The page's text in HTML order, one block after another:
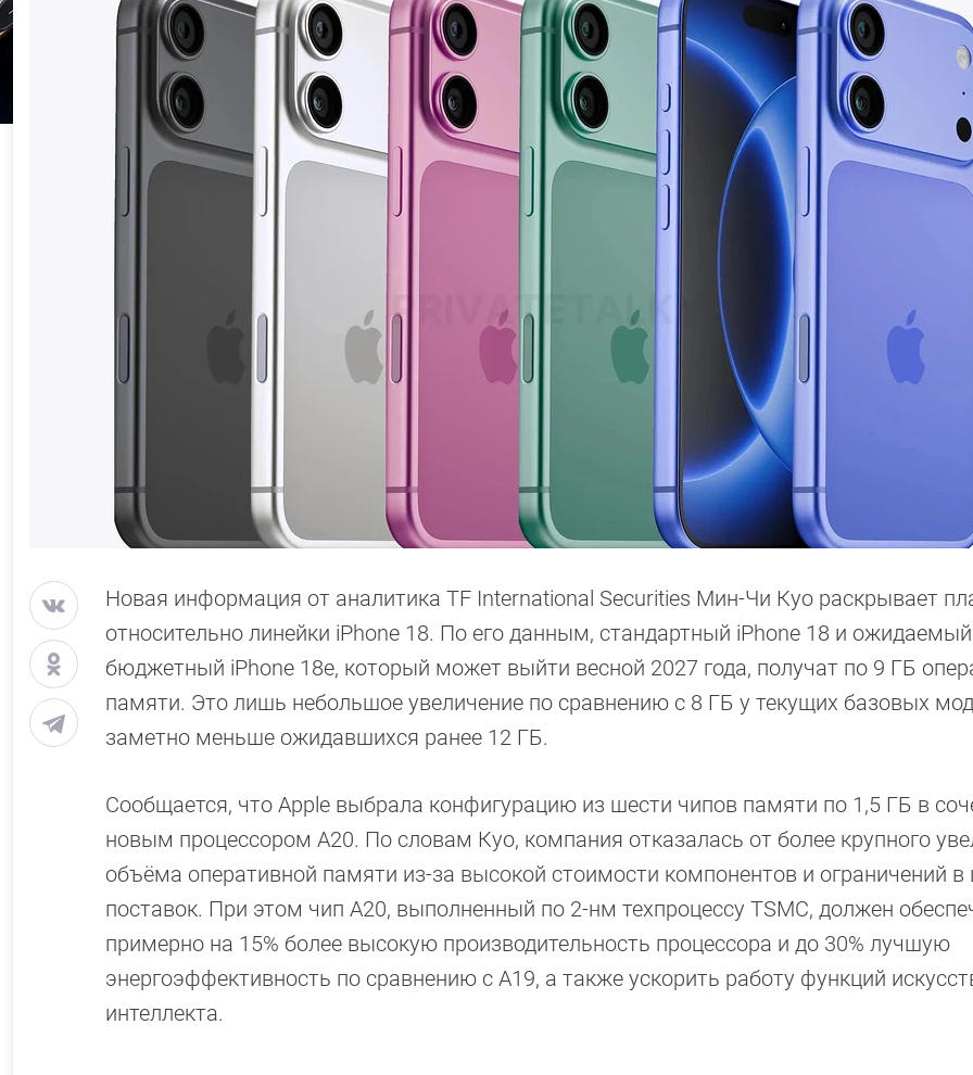
Новая информация от аналитика TF International Securities Мин-Чи Куо раскрывает
относительно линейки iPhone 18. По его данным, стандартный iPhone 18 и ожидаемый
бюджетный iPhone 18e, который может выйти весной 2027 года, получат по 9 ГБ
памяти. Это лишь небольшое увеличение по сравнению с 8 ГБ у текущих базовых
заметно меньше ожидавшихся ранее 12 ГБ.
Сообщается, что Apple выбрала конфигурацию из шести чипов памяти по 1,5 ГБ в
новым процессором A20. По словам Куо, компания отказалась от более крупного
объёма оперативной памяти из-за высокой стоимости компонентов и ограничений в
поставок. При этом чип A20, выполненный по 2-нм техпроцессу TSMC, должен
примерно на 15% более высокую производительность процессора и до 30% лучшую
энергоэффективность по сравнению с A19, а также ускорить работу функций
интеллекта.